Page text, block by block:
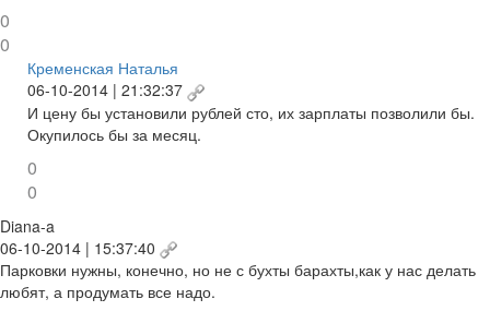
0
0
Кременская Наталья
06-10-2014 | 21:32:37
И цену бы установили рублей сто, их зарплаты позволили бы.
Окупилось бы за месяц.
0
0
Diana-a
06-10-2014 | 15:37:40
Парковки нужны, конечно, но не с бухты барахты,как у нас делать
любят, а продумать все надо.